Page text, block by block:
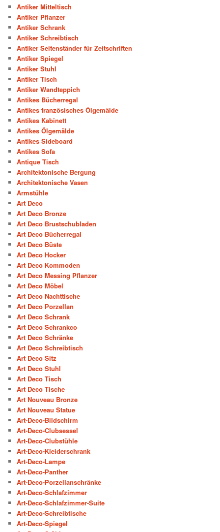
Antiker Mitteltisch
Antiker Pflanzer
Antiker Schrank
Antiker Schreibtisch
Antiker Seitenständer für Zeitschriften
Antiker Spiegel
Antiker Stuhl
Antiker Tisch
Antiker Wandteppich
Antikes Bücherregal
Antikes französisches Ölgemälde
Antikes Kabinett
Antikes Ölgemälde
Antikes Sideboard
Antikes Sofa
Antique Tisch
Architektonische Bergung
Architektonische Vasen
Armstühle
Art Deco
Art Deco Bronze
Art Deco Brustschubladen
Art Deco Bücherregal
Art Deco Büste
Art Deco Hocker
Art Deco Kommoden
Art Deco Messing Pflanzer
Art Deco Möbel
Art Deco Nachttische
Art Deco Porzellan
Art Deco Schrank
Art Deco Schrankco
Art Deco Schränke
Art Deco Schreibtisch
Art Deco Sitz
Art Deco Stuhl
Art Deco Tisch
Art Deco Tische
Art Nouveau Bronze
Art Nouveau Statue
Art-Deco-Bildschirm
Art-Deco-Clubsessel
Art-Deco-Clubstühle
Art-Deco-Kleiderschrank
Art-Deco-Lampe
Art-Deco-Panther
Art-Deco-Porzellanschränke
Art-Deco-Schlafzimmer
Art-Deco-Schlafzimmer-Suite
Art-Deco-Schreibtische
Art-Deco-Spiegel